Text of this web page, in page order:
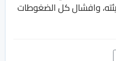
وافشال كل الضغوطات